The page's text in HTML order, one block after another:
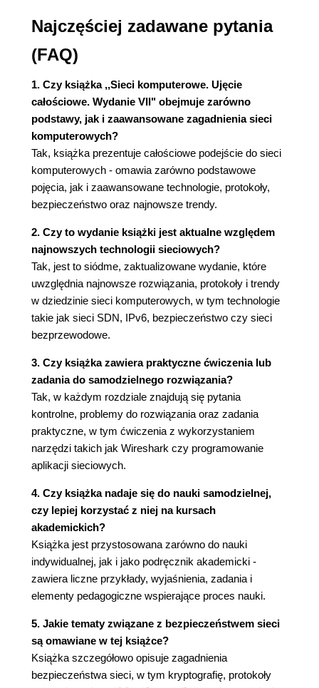
Światłowód
1.3.1. Przełączanie pakietów
Transmisja buforowana
Opóźnienia kolejkowania i utrata
Tablice przekazywania i protokoły
routingu
1.3.2. Przełączanie obwodów
Multipleksowanie w sieciach z
przełączaniem obwodów
Porównanie przełączania pakietów i
obwodów oraz multipleksowanie
statystyczne
1.3.3. Sieć sieci
1.4. Opóźnienie, utrata pakietów i
przepustowość w sieciach z przełączaniem
1.4.1. Omówienie opóźnień w sieciach z
przełączaniem pakietów
Typy opóźnień
Opóźnienie przetwarzającego
węzła
Opóźnienie kolejkowania
Porównanie opóźnień transmisji i
propagacji
pakietów
Utrata pakietów
1.4.3. Opóźnienie międzywęzłowe
Traceroute
Opóźnienia związane z systemami
końcowymi, aplikacjami i inne
1.4.4. Przepustowość w sieciach
komputerowych
Najczęściej zadawane pytania
(FAQ)
1. Czy książka ,,Sieci komputerowe. Ujęcie
całościowe. Wydanie VII" obejmuje zarówno
podstawy, jak i zaawansowane zagadnienia sieci
komputerowych?
Tak, książka prezentuje całościowe podejście do sieci
komputerowych - omawia zarówno podstawowe
pojęcia, jak i zaawansowane technologie, protokoły,
bezpieczeństwo oraz najnowsze trendy.
2. Czy to wydanie książki jest aktualne względem
najnowszych technologii sieciowych?
Tak, jest to siódme, zaktualizowane wydanie, które
uwzględnia najnowsze rozwiązania, protokoły i trendy
w dziedzinie sieci komputerowych, w tym technologie
takie jak sieci SDN, IPv6, bezpieczeństwo czy sieci
bezprzewodowe.
3. Czy książka zawiera praktyczne ćwiczenia lub
zadania do samodzielnego rozwiązania?
Tak, w każdym rozdziale znajdują się pytania
kontrolne, problemy do rozwiązania oraz zadania
praktyczne, w tym ćwiczenia z wykorzystaniem
narzędzi takich jak Wireshark czy programowanie
aplikacji sieciowych.
4. Czy książka nadaje się do nauki samodzielnej,
czy lepiej korzystać z niej na kursach
akademickich?
Książka jest przystosowana zarówno do nauki
indywidualnej, jak i jako podręcznik akademicki -
zawiera liczne przykłady, wyjaśnienia, zadania i
elementy pedagogiczne wspierające proces nauki.
5. Jakie tematy związane z bezpieczeństwem sieci
są omawiane w tej książce?
Książka szczegółowo opisuje zagadnienia
bezpieczeństwa sieci, w tym kryptografię, protokoły